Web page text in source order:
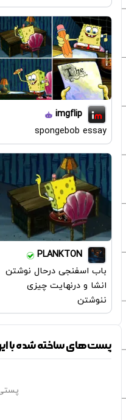
imgflip
spongebob essay
PLANKTON
باب اسفنجی درحال نوشتن
انشا و درنهایت چیزی
ننوشتن
پست‌های ساخته شده با